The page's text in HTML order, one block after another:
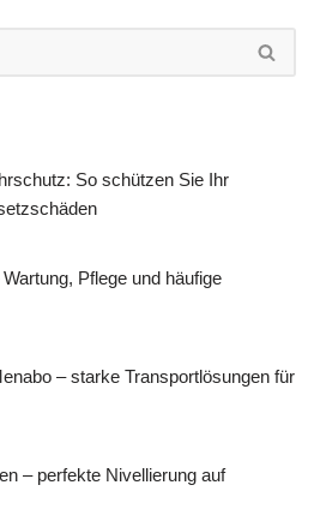
So schützen Sie Ihr
Pflege und häufige
– starke Transportlösungen für
– perfekte Nivellierung auf